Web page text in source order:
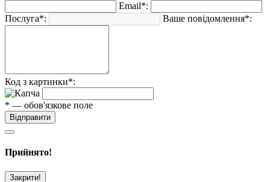
Email*:
Послуга*:
Ваше повідомлення*:
Код з картинки*:
* — обов'язкове поле
Відправити
Прийнято!
Закрити!